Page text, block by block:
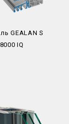
GEALAN S
8000 IQ